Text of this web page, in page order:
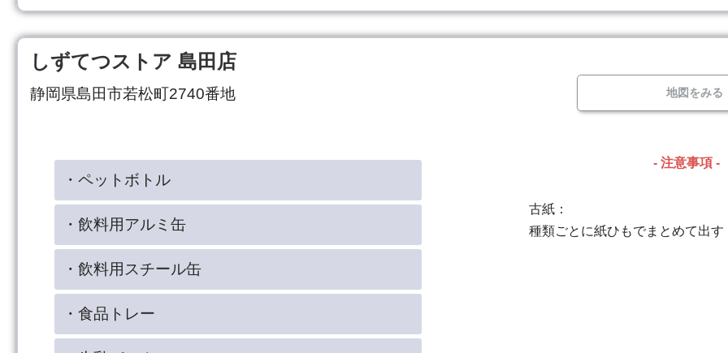
しずてつストア 島田店
静岡県島田市若松町2740番地 地図をみる
・ペットボトル
・飲料用アルミ缶
・飲料用スチール缶
・食品トレー
- 注意事項 -
古紙：
種類ごとに紙ひもでまとめて出す